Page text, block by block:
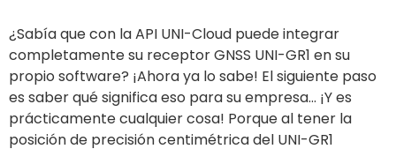
¿Sabía que con la API UNI-Cloud puede integrar
completamente su receptor GNSS UNI-GR1 en su
propio software? ¡Ahora ya lo sabe! El siguiente paso
es saber qué significa eso para su empresa... ¡Y es
prácticamente cualquier cosa! Porque al tener la
posición de precisión centimétrica del UNI-GR1